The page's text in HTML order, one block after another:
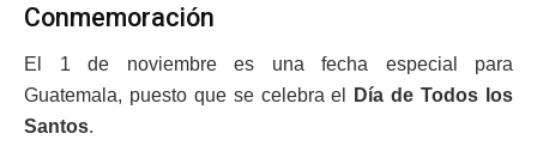
Conmemoración
El 1 de noviembre es una fecha especial para
Guatemala, puesto que se celebra el
Día de Todos los
Santos.